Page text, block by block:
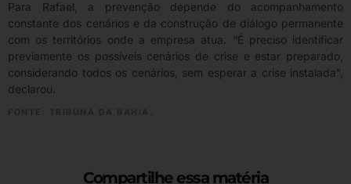
Para Rafael, a prevenção depende do acompanhamento
constante dos cenários e da construção de diálogo permanente
com os territórios onde a empresa atua. “É preciso identificar
previamente os possíveis cenários de crise e estar preparado,
considerando todos os cenários, sem esperar a crise instalada”,
declarou.
Compartilhe essa matéria